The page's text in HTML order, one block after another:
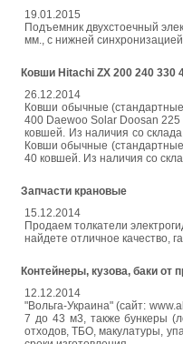
19.01.2015
Подъемник двухстоечный
мм., с нижней
Ковши Hitachi ZX 200 240 330
26.12.2014
Ковши обычные
400 Daewoo Solar Doosan
ковшей. Из наличия со
Ковши обычные
40 ковшей. Из наличия со
Запчасти крановые
15.12.2014
Продаем толкатели
найдете отличное качество,
Контейнеры, кузова, баки от
12.12.2014
"Вольга-Украина" (сайт:
7 до 43 м3, также бункеры
отходов, ТБО, макулатуры,